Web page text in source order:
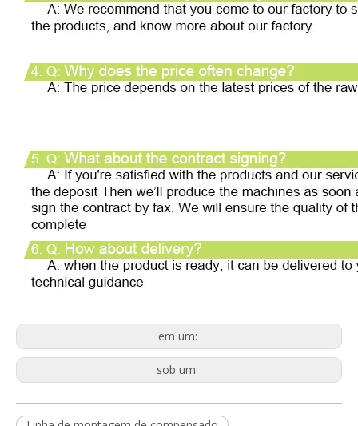
em um:
sob um: